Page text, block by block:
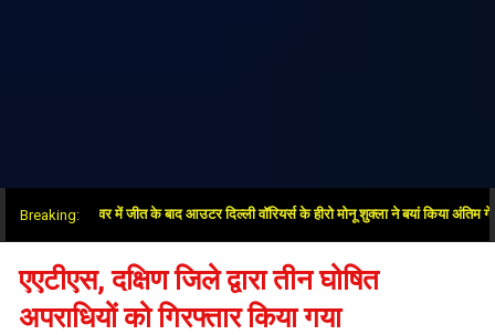
Breaking:
सुपर ओवर में जीत के बाद आउटर दिल्ली वॉरियर्स के हीरो मोनू शुक्ला ने बयां किया अंतिम गेंदों का
एएटीएस, दक्षिण जिले द्वारा तीन घोषित
अपराधियों को गिरफ्तार किया गया